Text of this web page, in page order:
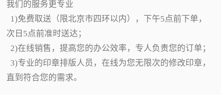
我们的服务更专业
1)免费取送（限北京市四环以内），下午5点前下单，
次日5点前准时送达；
2)在线销售，提高您的办公效率，专人负责您的订单；
3)专业的印章排版人员，在线为您无限次的修改印章，
直到符合您的需求。